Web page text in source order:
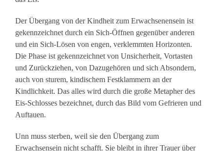
Der Übergang von der Kindheit zum Erwachsenensein ist
gekennzeichnet durch ein Sich-Öffnen gegenüber anderen
und ein Sich-Lösen von engen, verklemmten Horizonten.
Die Phase ist gekennzeichnet von Unsicherheit, Vortasten
und Zurückziehen, von Dazugehören und sich Absondern,
auch von sturem, kindischem Festklammern an der
Kindlichkeit. Das alles wird durch die große Metapher des
Eis-Schlosses bezeichnet, durch das Bild vom Gefrieren und
Auftauen.
Unn muss sterben, weil sie den Übergang zum
Erwachsensein nicht schafft. Sie bleibt in ihrer Trauer über